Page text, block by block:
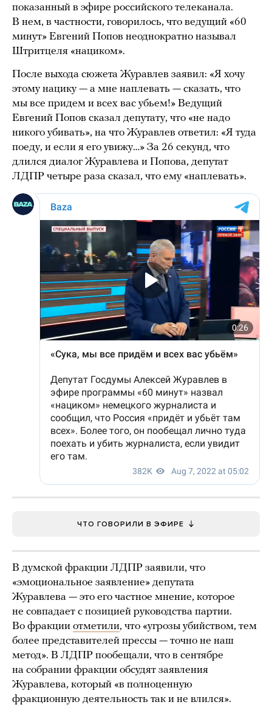
показанный в эфире российского телеканала.
В нем, в частности, говорилось, что ведущий «60
минут» Евгений Попов неоднократно называл
Штритцеля «нациком».
После выхода сюжета Журавлев заявил: «Я хочу
этому нацику — а мне наплевать — сказать, что
мы все придем и всех вас убьем!» Ведущий
Евгений Попов сказал депутату, что «не надо
никого убивать», на что Журавлев ответил: «Я туда
поеду, и если я его увижу…» За 26 секунд, что
длился диалог Журавлева и Попова, депутат
ЛДПР четыре раза сказал, что ему «наплевать».
ЧТО ГОВОРИЛИ В ЭФИРЕ
В думской фракции ЛДПР заявили, что
«эмоциональное заявление» депутата
Журавлева — это его частное мнение, которое
не совпадает с позицией руководства партии.
Во фракции отметили, что «угрозы убийством, тем
более представителей прессы — точно не наш
метод». В ЛДПР пообещали, что в сентябре
на собрании фракции обсудят заявления
Журавлева, который «в полноценную
фракционную деятельность так и не влился».